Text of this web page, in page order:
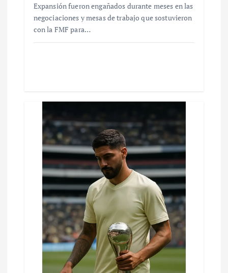
Expansión fueron engañados durante meses en las
negociaciones y mesas de trabajo que sostuvieron
con la FMF para…